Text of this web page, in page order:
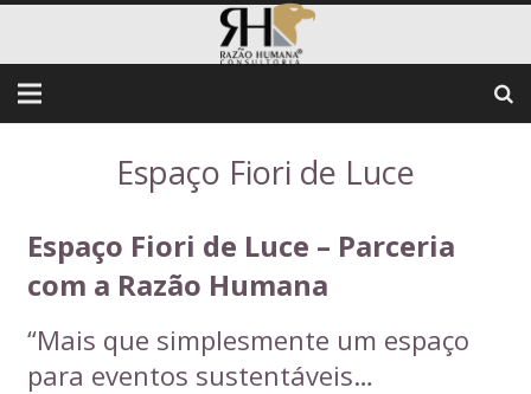
Espaço Fiori de Luce
Espaço Fiori de Luce – Parceria
com a Razão Humana
“Mais que simplesmente um espaço
para eventos sustentáveis…